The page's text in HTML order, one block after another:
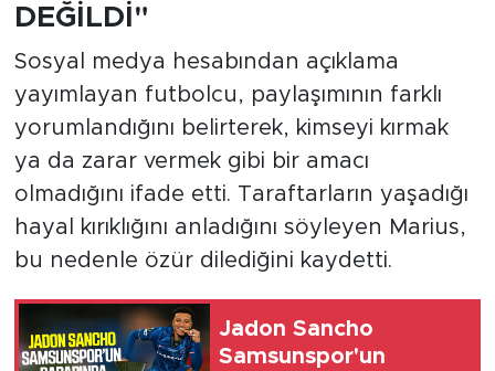
DEĞİLDİ"
Sosyal medya hesabından açıklama
yayımlayan futbolcu, paylaşımının farklı
yorumlandığını belirterek, kimseyi kırmak
ya da zarar vermek gibi bir amacı
olmadığını ifade etti. Taraftarların yaşadığı
hayal kırıklığını anladığını söyleyen Marius,
bu nedenle özür dilediğini kaydetti.
Jadon Sancho
Samsunspor'un